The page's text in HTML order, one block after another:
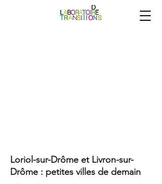
Loriol-sur-Drôme et Livron-sur-
Drôme : petites villes de demain